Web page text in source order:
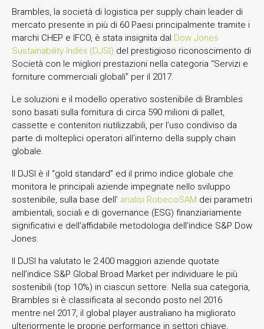
Brambles, la società di logistica per supply chain leader di
mercato presente in più di 60 Paesi principalmente tramite i
marchi CHEP e IFCO, è stata insignita dal Dow Jones
Sustainability Index (DJSI) del prestigioso riconoscimento di
Società con le migliori prestazioni nella categoria “Servizi e
forniture commerciali globali” per il 2017.
Le soluzioni e il modello operativo sostenibile di Brambles
sono basati sulla fornitura di circa 590 milioni di pallet,
cassette e contenitori riutilizzabili, per l’uso condiviso da
parte di molteplici operatori all’interno della supply chain
globale.
Il DJSI è il “gold standard” ed il primo indice globale che
monitora le principali aziende impegnate nello sviluppo
sostenibile, sulla base dell’ analisi RobecoSAM dei parametri
ambientali, sociali e di governance (ESG) finanziariamente
significativi e dell’affidabile metodologia dell’indice S&P Dow
Jones.
Il DJSI ha valutato le 2.400 maggiori aziende quotate
nell’indice S&P Global Broad Market per individuare le più
sostenibili (top 10%) in ciascun settore. Nella sua categoria,
Brambles si è classificata al secondo posto nel 2016
mentre nel 2017, il global player australiano ha migliorato
ulteriormente le proprie performance in settori chiave,